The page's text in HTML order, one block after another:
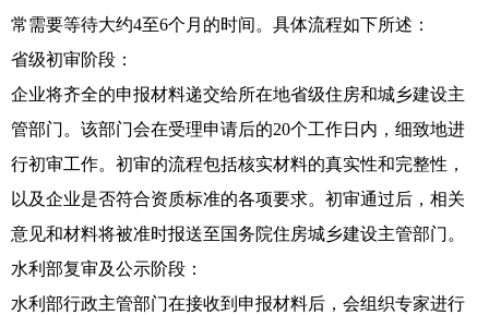
常需要等待大约4至6个月的时间。具体流程如下所述：
省级初审阶段：
企业将齐全的申报材料递交给所在地省级住房和城乡建设主
管部门。该部门会在受理申请后的20个工作日内，细致地进
行初审工作。初审的流程包括核实材料的真实性和完整性，
以及企业是否符合资质标准的各项要求。初审通过后，相关
意见和材料将被准时报送至国务院住房城乡建设主管部门。
水利部复审及公示阶段：
水利部行政主管部门在接收到申报材料后，会组织专家进行